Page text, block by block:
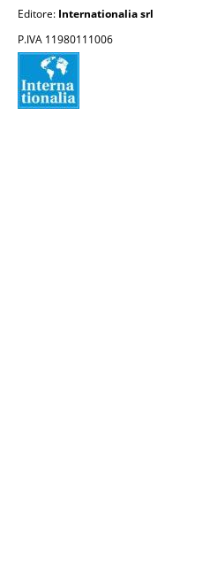
Editore: Internationalia srl
P.IVA 11980111006